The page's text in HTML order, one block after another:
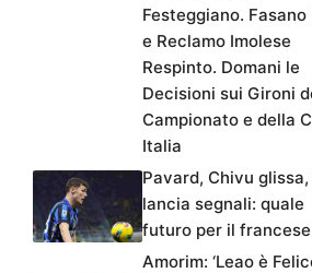
Festeggiano. Fasano
e Reclamo Imolese
Respinto. Domani le
Decisioni sui Gironi
Campionato e della
Italia
Pavard, Chivu glissa,
lancia segnali: quale
futuro per il francese
Amorim: ‘Leao è